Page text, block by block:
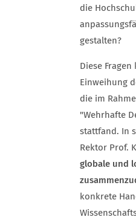
die
gestalten?
Diese
Einweihung
die im
"Wehrhafte
stattfand. In
Rektor Prof.
globale und
konkrete